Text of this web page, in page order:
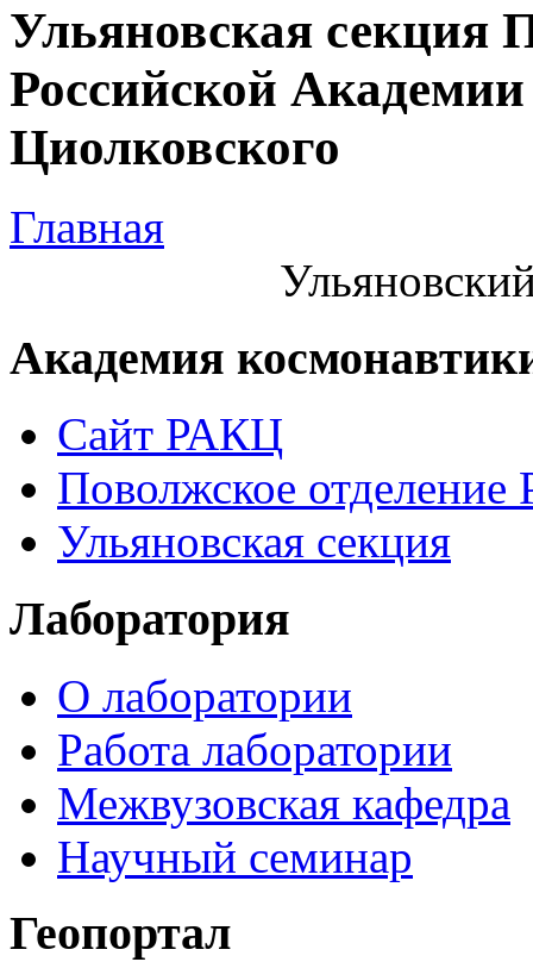
Ульяновская секция
Российской
Циолковского
Главная
Академия
Сайт РАКЦ
Поволжское
Ульяновская секция
Лаборатория
О лаборатории
Работа лаборатории
Межвузовская кафедра
Научный семинар
Геопортал